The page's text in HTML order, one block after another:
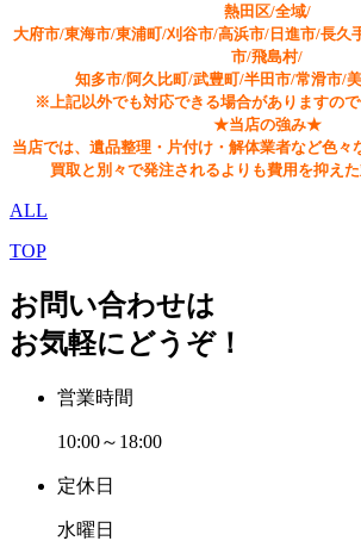
熱田区/全域/
大府市/東海市/東浦町/刈谷市/高浜市/日進市/長久
市/飛島村/
知多市/阿久比町/武豊町/半田市/常滑市/
※上記以外でも対応できる場合がありますので
★当店の強み★
当店では、遺品整理・片付け・解体業者など色々
買取と別々で発注されるよりも費用を抑えた
ALL
TOP
お問い合わせは
お気軽にどうぞ！
営業時間
10:00～18:00
定休日
水曜日